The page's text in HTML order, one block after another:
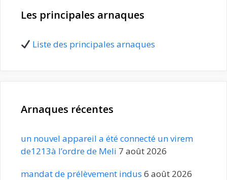
Les principales arnaques
Liste des principales arnaques
Arnaques récentes
un nouvel appareil a été connecté un virem
de1213à l’ordre de Meli 7 août 2026
mandat de prélèvement indus 6 août 2026